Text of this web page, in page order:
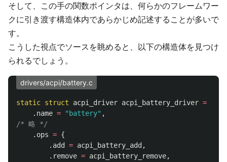
そして、この手の関数ポインタは、何らかのフレームワー
クに引き渡す構造体内であらかじめ記述することが多いで
す。
こうした視点でソースを眺めると、以下の構造体を見つけ
られるでしょう。
drivers/acpi/battery.c
static struct acpi_driver acpi_battery_driver =
. name = "battery" ,
/* 略 */
. ops = {
. add = acpi_battery_add ,
. remove = acpi_battery_remove,